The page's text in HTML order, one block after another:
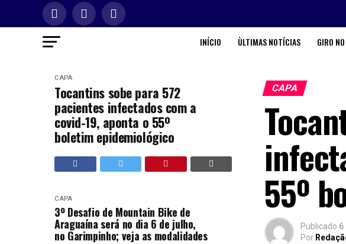
INÍCIO ÙLTIMAS NOTÍCIAS GIRO
CAPA
Tocantins sobe para 572
pacientes infectados com a
covid-19, aponta o 55º
boletim epidemiológico
CAPA
3º Desafio de Mountain Bike de
Araguaína será no dia 6 de julho,
no Garimpinho; veja as modalidades
CAPA
55º
Publicado 6
Por